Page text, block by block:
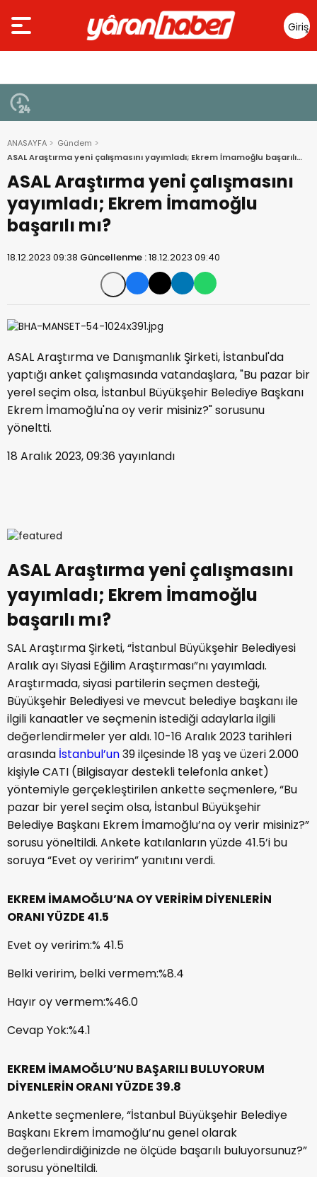
Giriş
Yap
ANASAYFA
Gündem
ASAL Araştırma yeni çalışmasını yayımladı; Ekrem İmamoğlu başarılı
ASAL Araştırma yeni çalışmasını
yayımladı; Ekrem İmamoğlu
başarılı mı?
18.12.2023 09:38 Güncellenme :18.12.2023 09:40
ASAL Araştırma ve Danışmanlık Şirketi, İstanbul'da
yaptığı anket çalışmasında vatandaşlara, "Bu pazar bir
yerel seçim olsa, İstanbul Büyükşehir Belediye Başkanı
Ekrem İmamoğlu'na oy verir misiniz?" sorusunu
yöneltti.
18 Aralık 2023, 09:36yayınlandı
ASAL Araştırma yeni çalışmasını
yayımladı; Ekrem İmamoğlu
başarılı mı?
SAL Araştırma Şirketi, “İstanbul Büyükşehir Belediyesi
Aralık ayı Siyasi Eğilim Araştırması”nı yayımladı.
Araştırmada, siyasi partilerin seçmen desteği,
Büyükşehir Belediyesi ve mevcut belediye başkanı ile
ilgili kanaatler ve seçmenin istediği adaylarla ilgili
değerlendirmeler yer aldı. 10-16 Aralık 2023 tarihleri
arasında İstanbul’un39 ilçesinde 18 yaş ve üzeri 2.000
kişiyle CATI (Bilgisayar destekli telefonla anket)
yöntemiyle gerçekleştirilen ankette seçmenlere, “Bu
pazar bir yerel seçim olsa, İstanbul Büyükşehir
Belediye Başkanı Ekrem İmamoğlu’na oy verir misiniz?”
sorusu yöneltildi. Ankete katılanların yüzde 41.5’i bu
soruya “Evet oy veririm” yanıtını verdi.
EKREM İMAMOĞLU’NA OY VERİRİM DİYENLERİN
ORANI YÜZDE 41.5
Evet oy veririm:% 41.5
Belki veririm, belki vermem:%8.4
Hayır oy vermem:%46.0
Cevap Yok:%4.1
EKREM İMAMOĞLU’NU BAŞARILI BULUYORUM
DİYENLERİN ORANI YÜZDE 39.8
Ankette seçmenlere, “İstanbul Büyükşehir Belediye
Başkanı Ekrem İmamoğlu’nu genel olarak
değerlendirdiğinizde ne ölçüde başarılı buluyorsunuz?”
sorusu yöneltildi.